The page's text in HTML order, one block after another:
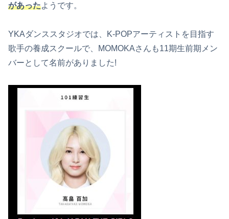
があったようです。
YKAダンススタジオでは、K-POPアーティストを目指す
歌手の養成スクールで、MOMOKAさんも11期生前期メン
バーとして名前がありました!